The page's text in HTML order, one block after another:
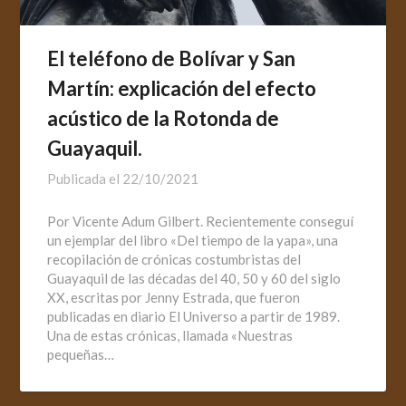
El teléfono de Bolívar y San
Martín: explicación del efecto
acústico de la Rotonda de
Guayaquil.
Publicada el 22/10/2021
Por Vicente Adum Gilbert. Recientemente conseguí
un ejemplar del libro «Del tiempo de la yapa», una
recopilación de crónicas costumbristas del
Guayaquil de las décadas del 40, 50 y 60 del siglo
XX, escritas por Jenny Estrada, que fueron
publicadas en diario El Universo a partir de 1989.
Una de estas crónicas, llamada «Nuestras
pequeñas…